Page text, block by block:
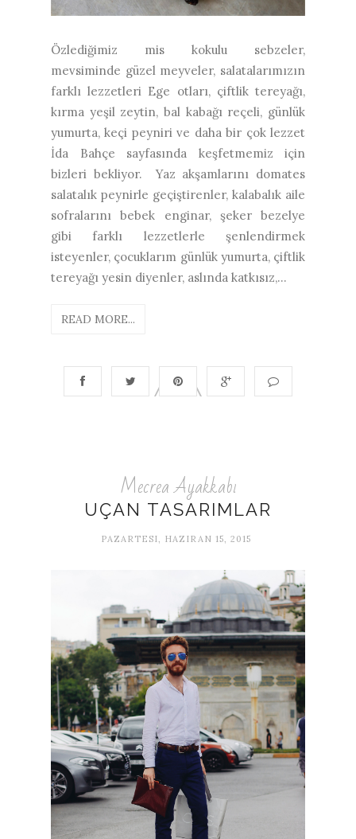
Özlediğimiz mis kokulu sebzeler,
mevsiminde güzel meyveler, salatalarımızın
farklı lezzetleri Ege otları, çiftlik tereyağı,
kırma yeşil zeytin, bal kabağı reçeli, günlük
yumurta, keçi peyniri ve daha bir çok lezzet
İda Bahçe sayfasında keşfetmemiz için
bizleri bekliyor. Yaz akşamlarını domates
salatalık peynirle geçiştirenler, kalabalık aile
sofralarını bebek enginar, şeker bezelye
gibi farklı lezzetlerle şenlendirmek
isteyenler, çocuklarım günlük yumurta, çiftlik
tereyağı yesin diyenler, aslında katkısız,...
READ MORE...
Mecrea Ayakkabı
UÇAN TASARIMLAR
PAZARTESI, HAZIRAN 15, 2015